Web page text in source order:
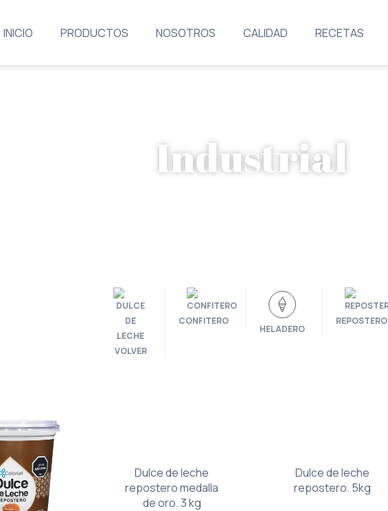
INICIO PRODUCTOS NOSOTROS CALIDAD RECETAS
Industrial
VOLVER
CONFITERO
HELADERO
REPOSTERO
Dulce de leche
repostero medalla
de oro. 3 kg
Dulce de leche
repostero. 5kg